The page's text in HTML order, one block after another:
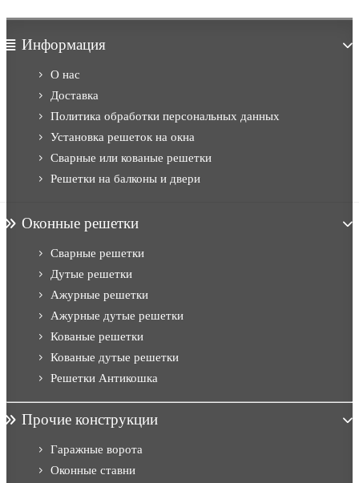
Информация
О нас
Доставка
Политика обработки персональных данных
Установка решеток на окна
Сварные или кованые решетки
Решетки на балконы и двери
Оконные решетки
Сварные решетки
Дутые решетки
Ажурные решетки
Ажурные дутые решетки
Кованые решетки
Кованые дутые решетки
Решетки Антикошка
Прочие конструкции
Гаражные ворота
Оконные ставни